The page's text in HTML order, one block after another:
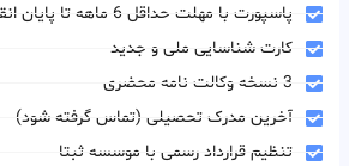
پاسپورت با مهلت حداقل 6 ماهه تا پایان انقضا
کارت شناسایی ملی و جدید
3 نسخه وکالت نامه محضری
آخرین مدرک تحصیلی (تماس گرفته شود)
تنظیم قرارداد رسمی با موسسه ثبتا